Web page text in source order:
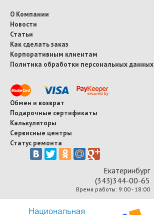
О Компании
Новости
Статьи
Как сделать заказ
Корпоративным клиентам
Политика обработки персональных данных
Обмен и возврат
Подарочные сертификаты
Калькуляторы
Сервисные центры
Статус ремонта
Екатеринбург
(343)344-00-65
Время работы: 9:00 - 18:00